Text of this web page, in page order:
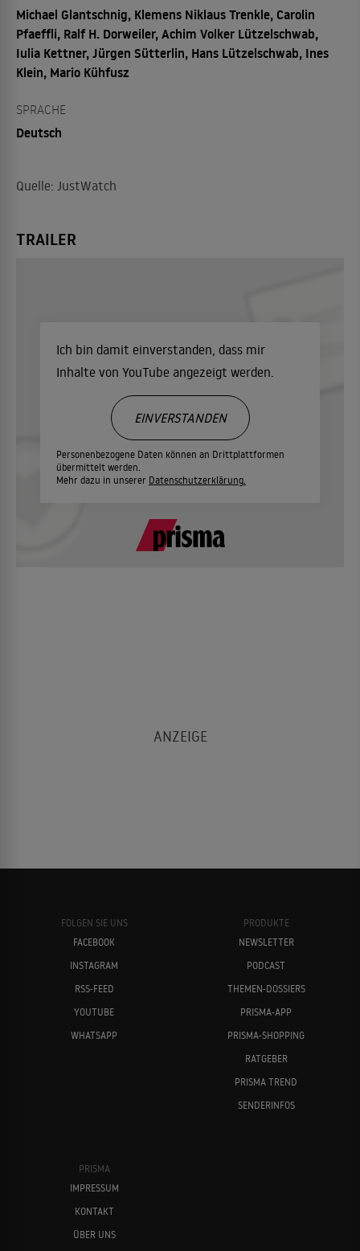
Michael Glantschnig, Klemens Niklaus Trenkle, Carolin
Pfaeffli, Ralf H. Dorweiler, Achim Volker Lützelschwab,
Iulia Kettner, Jürgen Sütterlin, Hans Lützelschwab, Ines
Klein, Mario Kühfusz
SPRACHE
Deutsch
Quelle: JustWatch
TRAILER
Ich bin damit einverstanden, dass mir
Inhalte von YouTube angezeigt werden.
Personenbezogene Daten können an Drittplattformen
übermittelt werden.
Mehr dazu in unserer Datenschutzerklärung.
EINVERSTANDEN
FOLGEN SIE UNS
FACEBOOK
INSTAGRAM
RSS-FEED
YOUTUBE
WHATSAPP
PRODUKTE
NEWSLETTER
PODCAST
THEMEN-DOSSIERS
PRISMA-APP
PRISMA-SHOPPING
RATGEBER
PRISMA TREND
SENDERINFOS
PRISMA
IMPRESSUM
KONTAKT
ÜBER UNS